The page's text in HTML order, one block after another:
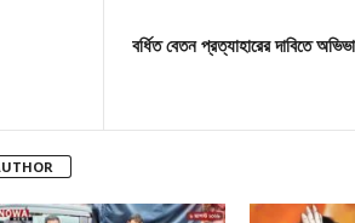
বর্ধিত বেতন প্রত্যাহারের দাবিতে